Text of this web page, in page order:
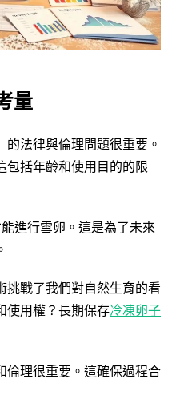
量
法律與倫理問題很重要。
包括年齡和使用目的的限
進行雪卵。這是為了未來
挑戰了我們對自然生育的看
使用權？長期保存冷凍卵子
倫理很重要。這確保過程合